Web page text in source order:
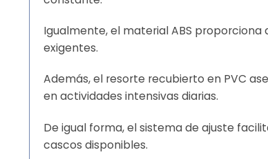
Igualmente, el material ABS
exigentes.
Además, el resorte recubierto en PVC
en actividades intensivas diarias.
De igual forma, el sistema de ajuste
cascos disponibles.